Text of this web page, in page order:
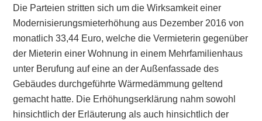
Die Parteien stritten sich um die Wirksamkeit einer
Modernisierungsmieterhöhung aus Dezember 2016 von
monatlich 33,44 Euro, welche die Vermieterin gegenüber
der Mieterin einer Wohnung in einem Mehrfamilienhaus
unter Berufung auf eine an der Außenfassade des
Gebäudes durchgeführte Wärmedämmung geltend
gemacht hatte. Die Erhöhungserklärung nahm sowohl
hinsichtlich der Erläuterung als auch hinsichtlich der